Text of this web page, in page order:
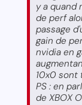
y a quand
de perf
passage
gain de
nvidia en
10x0 sont
PS : en
de XBOX